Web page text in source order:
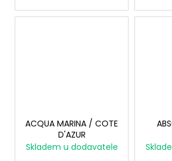
ACQUA MARINA / COTE
D'AZUR
Skladem u dodavatele